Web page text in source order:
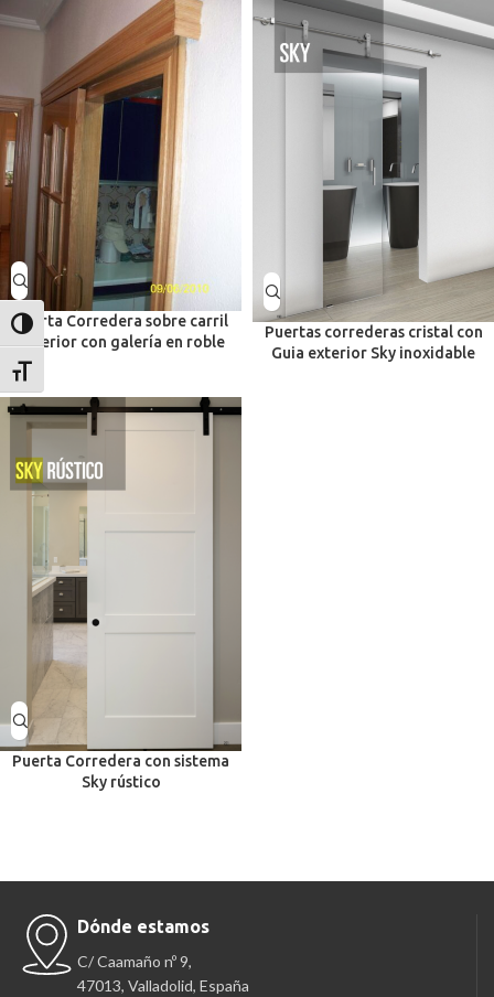
Alternar alto contraste
Alternar tamaño de letra
Puerta Corredera sobre carril
exterior con galería en roble
Puertas correderas cristal con
Guia exterior Sky inoxidable
Puerta Corredera con sistema
Sky rústico
Dónde estamos
C/ Caamaño nº 9,
47013, Valladolid, España